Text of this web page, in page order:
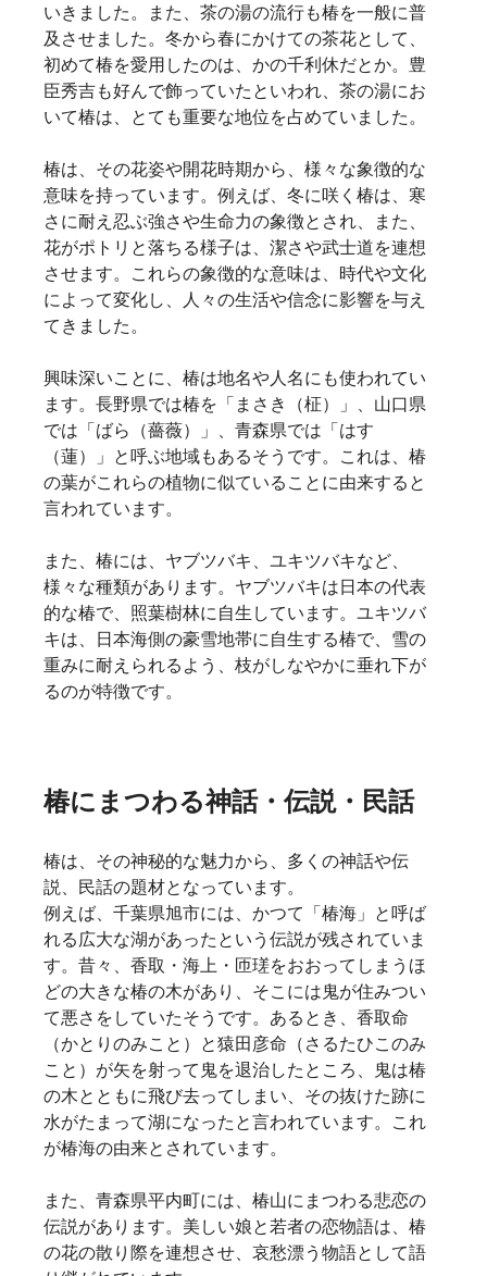
いきました。また、茶の湯の流行も椿を一般に普
及させました。冬から春にかけての茶花として、
初めて椿を愛用したのは、かの千利休だとか。豊
臣秀吉も好んで飾っていたといわれ、茶の湯にお
いて椿は、とても重要な地位を占めていました。
椿は、その花姿や開花時期から、様々な象徴的な
意味を持っています。例えば、冬に咲く椿は、寒
さに耐え忍ぶ強さや生命力の象徴とされ、また、
花がポトリと落ちる様子は、潔さや武士道を連想
させます。これらの象徴的な意味は、時代や文化
によって変化し、人々の生活や信念に影響を与え
てきました。
興味深いことに、椿は地名や人名にも使われてい
ます。長野県では椿を「まさき（柾）」、山口県
では「ばら（薔薇）」、青森県では「はす
（蓮）」と呼ぶ地域もあるそうです。これは、椿
の葉がこれらの植物に似ていることに由来すると
言われています。
また、椿には、ヤブツバキ、ユキツバキなど、
様々な種類があります。ヤブツバキは日本の代表
的な椿で、照葉樹林に自生しています。ユキツバ
キは、日本海側の豪雪地帯に自生する椿で、雪の
重みに耐えられるよう、枝がしなやかに垂れ下が
るのが特徴です。
椿にまつわる神話・伝説・民話
椿は、その神秘的な魅力から、多くの神話や伝
説、民話の題材となっています。
例えば、千葉県旭市には、かつて「椿海」と呼ば
れる広大な湖があったという伝説が残されていま
す。昔々、香取・海上・匝瑳をおおってしまうほ
どの大きな椿の木があり、そこには鬼が住みつい
て悪さをしていたそうです。あるとき、香取命
（かとりのみこと）と猿田彦命（さるたひこのみ
こと）が矢を射って鬼を退治したところ、鬼は椿
の木とともに飛び去ってしまい、その抜けた跡に
水がたまって湖になったと言われています。これ
が椿海の由来とされています。
また、青森県平内町には、椿山にまつわる悲恋の
伝説があります。美しい娘と若者の恋物語は、椿
の花の散り際を連想させ、哀愁漂う物語として語